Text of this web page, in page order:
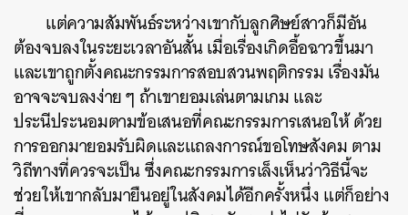
แต่ความสัมพันธ์ระหว่างเขากับลูกศิษย์สาวก็มีอัน
ต้องจบลงในระยะเวลาอันสั้น เมื่อเรื่องเกิดอื้อฉาวขึ้นมา
และเขาถูกตั้งคณะกรรมการสอบสวนพฤติกรรมเรื่องมัน
อาจจะจบลงง่าย ๆ ถ้าเขายอมเล่นตามเกม และ
ประนีประนอมตามข้อเสนอที่คณะกรรมการเสนอให้ด้วย
การออกมายอมรับผิดและแถลงการณ์ขอโทษสังคม ตาม
วิถีทางที่ควรจะเป็น ซึ่งคณะกรรมการเล็งเห็นว่าวิธีนี้จะ
ช่วยให้เขากลับมายืนอยู่ในสังคมได้อีกครั้งหนึ่ง แต่ก็อย่าง